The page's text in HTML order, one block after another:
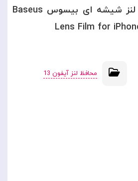
پک دوتایی محافظ لنز شیشه ای بیسوس Baseus
Lens Film for
محافظ لنز آیفون 13